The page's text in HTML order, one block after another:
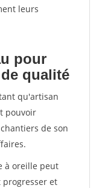
leurs
pour
qualité
qu'artisan
pouvoir
de son
à oreille peut
et